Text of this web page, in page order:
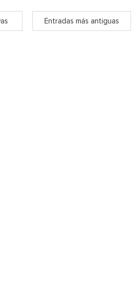
Entradas más antiguas